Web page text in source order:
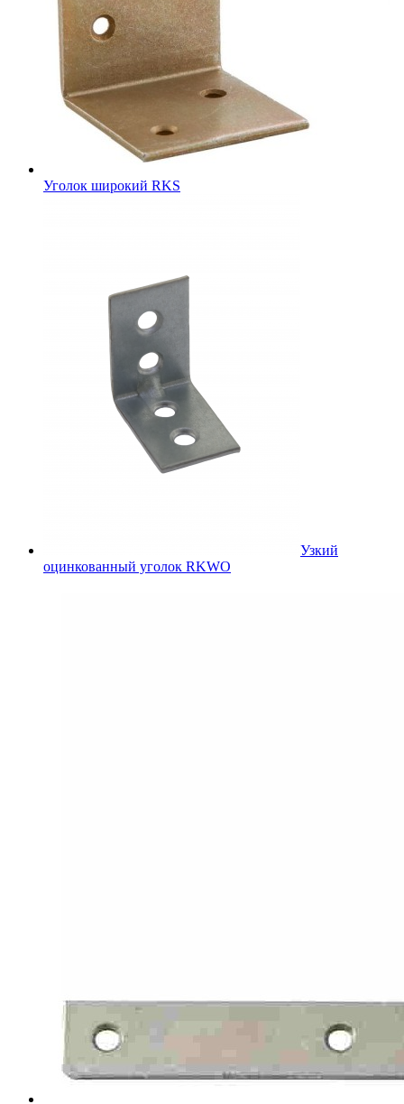
Уголок широкий RKS
Узкий
оцинкованный уголок RKWO